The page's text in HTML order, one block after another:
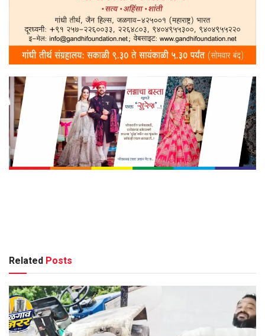
Related Posts